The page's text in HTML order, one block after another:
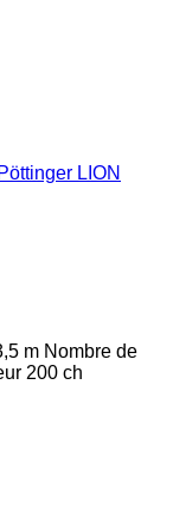
LION
m Nombre de
200 ch